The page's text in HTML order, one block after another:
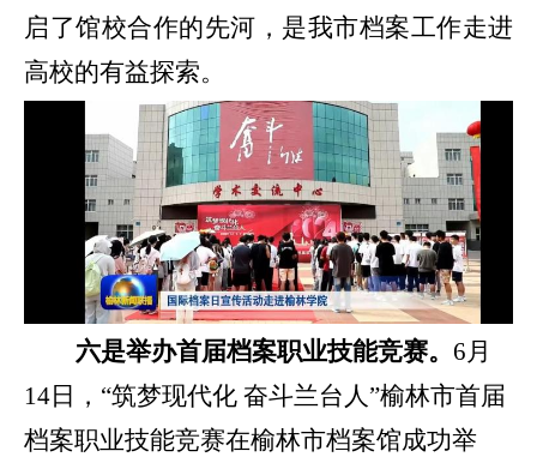
启了馆校合作的先河，是我市档案工作走进
高校的有益探索。
六是举办首届档案职业技能竞赛。 6月
14日，“筑梦现代化 奋斗兰台人”榆林市首届
档案职业技能竞赛在榆林市档案馆成功举